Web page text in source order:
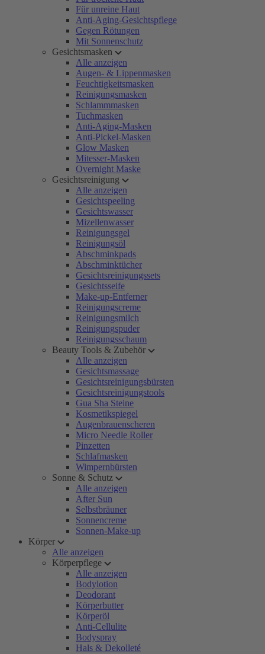
Für unreine Haut
Anti-Aging-Gesichtspflege
Gegen Rötungen
Mit Sonnenschutz
Gesichtsmasken
Alle anzeigen
Augen- & Lippenmasken
Feuchtigkeitsmasken
Reinigungsmasken
Schlammmasken
Tuchmasken
Anti-Aging-Masken
Anti-Pickel-Masken
Glow Masken
Mitesser-Masken
Overnight Maske
Gesichtsreinigung
Alle anzeigen
Gesichtspeeling
Gesichtswasser
Mizellenwasser
Reinigungsgel
Reinigungsöl
Abschminkpads
Abschminktücher
Gesichtsreinigungssets
Gesichtsseife
Make-up-Entferner
Reinigungscreme
Reinigungsmilch
Reinigungspuder
Reinigungsschaum
Beauty Tools & Zubehör
Alle anzeigen
Gesichtsmassage
Gesichtsreinigungsbürsten
Gesichtsreinigungstools
Gua Sha Steine
Kosmetikspiegel
Augenbrauenscheren
Micro Needle Roller
Pinzetten
Schlafmasken
Wimpernbürsten
Sonne & Schutz
Alle anzeigen
After Sun
Selbstbräuner
Sonnencreme
Sonnen-Make-up
Körper
Alle anzeigen
Körperpflege
Alle anzeigen
Bodylotion
Deodorant
Körperbutter
Körperöl
Anti-Cellulite
Bodyspray
Hals & Dekolleté